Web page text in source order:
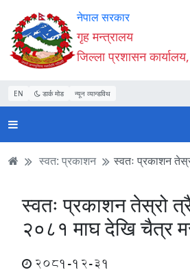
Accessibility
Mode
सुरु
गर्नुहोस्
सामाग्री
पढ्नुहाेस्
नेभिगेसन
पढ्नुहाेस्
वेबसाइट
खोजमा
जानुहोस्
नेपाल सरकार
गृह मन्त्रालय
जिल्ला प्रशासन
EN डार्क मोड न्यून व्यान्डविथ
स्वत: प्रकाशन स्वतः प्रकाशन
स्वतः प्रकाशन तेस्रो
२०८१ माघ देखि चैत्र
2081-12-31